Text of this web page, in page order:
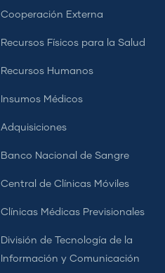
Cooperación Externa
Recursos Físicos para la Salud
Recursos Humanos
Insumos Médicos
Adquisiciones
Banco Nacional de Sangre
Central de Clínicas Móviles
Clínicas Médicas Previsionales
División de Tecnología de la
Información y Comunicación